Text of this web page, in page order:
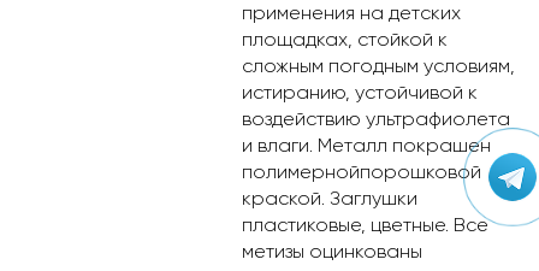
применения на детских
площадках, стойкой к
сложным погодным условиям,
истиранию, устойчивой к
воздействию ультрафиолета
и влаги. Металл покрашен
полимернойпорошковой
краской. Заглушки
пластиковые, цветные. Все
метизы оцинкованы